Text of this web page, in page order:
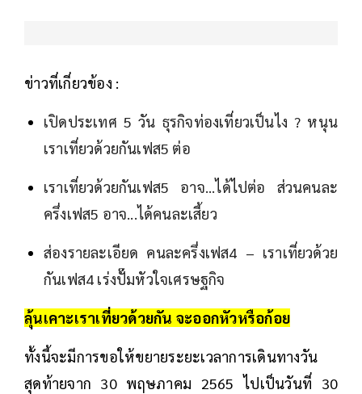
ข่าวที่เกี่ยวข้อง :
เปิดประเทศ 5 วัน ธุรกิจท่องเที่ยวเป็นไง ? หนุน
เราเที่ยวด้วยกันเฟส5 ต่อ
เราเที่ยวด้วยกันเฟส5 อาจ...ได้ไปต่อ ส่วนคนละ
ครึ่งเฟส5 อาจ...ได้คนละเสี้ยว
ส่องรายละเอียด คนละครึ่งเฟส4 – เราเที่ยวด้วย
กันเฟส4 เร่งปั๊มหัวใจเศรษฐกิจ
ลุ้นเคาะเราเที่ยวด้วยกัน จะออกหัวหรือก้อย
ทั้งนี้จะมีการขอให้ขยายระยะเวลาการเดินทางวัน
สุดท้ายจาก 30 พฤษภาคม 2565 ไปเป็นวันที่ 30